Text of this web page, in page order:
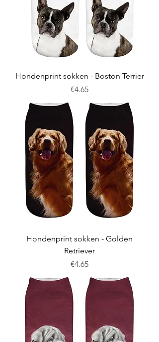
Hondenprint sokken - Boston Terrier
Price
€4.65
Hondenprint sokken - Golden
Retriever
Price
€4.65